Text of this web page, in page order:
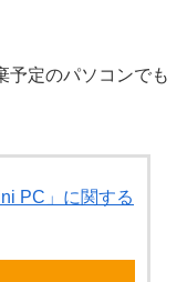
予定のパソコンでも
PC」に関する